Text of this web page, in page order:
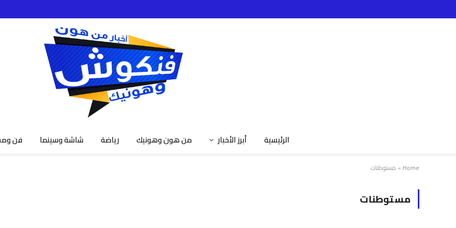
الرئيسية أبرز الأخبار من هون وهونيك رياضة شاشة وسينما فن
Home
» مستوطنات
مستوطنات